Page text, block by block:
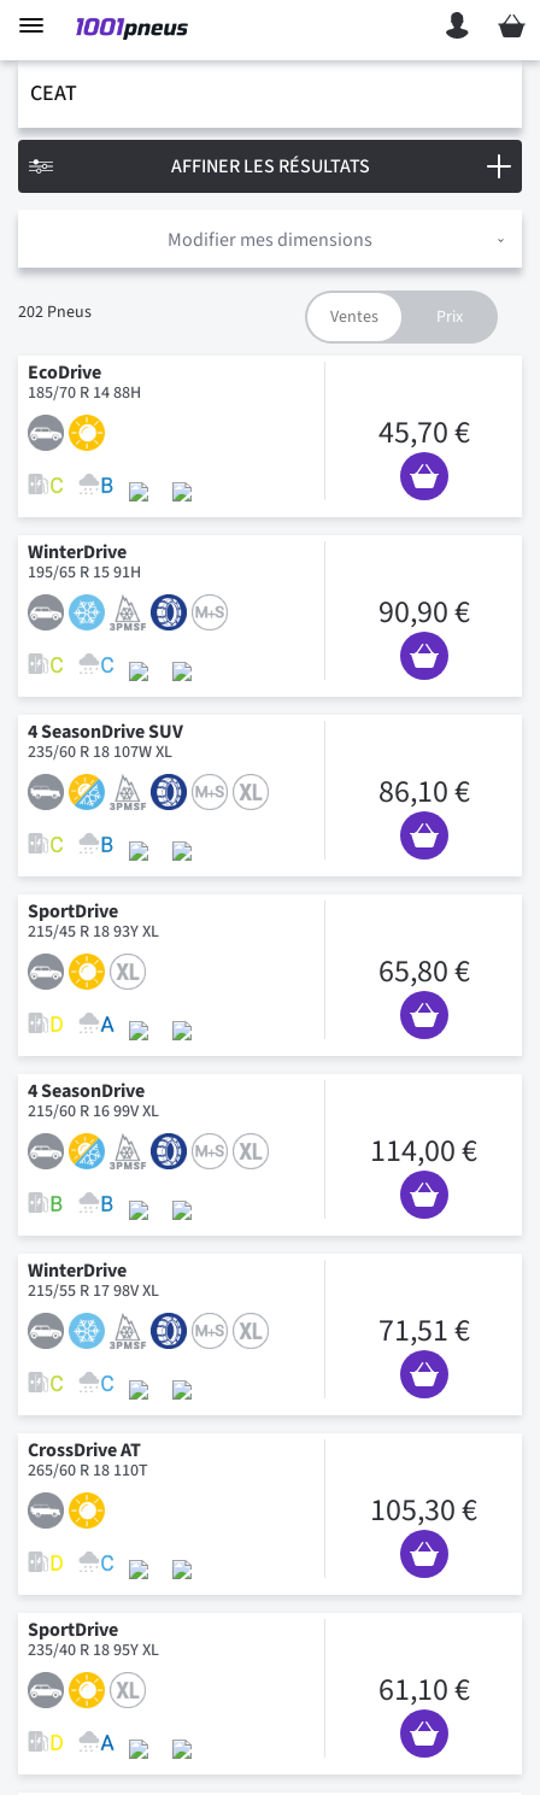
Mon
CEAT
Modifier mes dimensions
202 Pneus
EcoDrive
185/70 R 14 88H
45,70 €
WinterDrive
195/65 R 15 91H
90,90 €
4 SeasonDrive SUV
235/60 R 18 107W XL
86,10 €
SportDrive
215/45 R 18 93Y XL
65,80 €
4 SeasonDrive
215/60 R 16 99V XL
114,00 €
WinterDrive
215/55 R 17 98V XL
71,51 €
CrossDrive AT
265/60 R 18 110T
105,30 €
SportDrive
235/40 R 18 95Y XL
61,10 €
AFFINER LES RÉSULTATS